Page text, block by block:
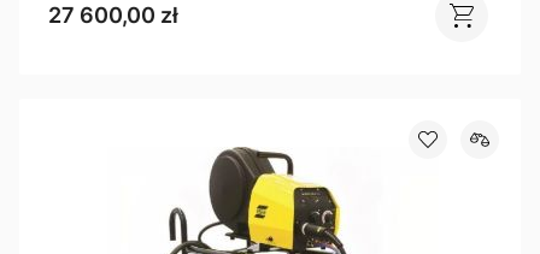
27 600,00 zł